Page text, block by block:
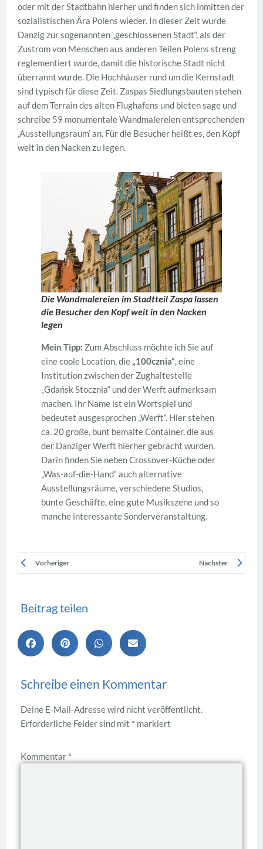
oder mit der Stadtbahn hierher und finden sich inmitten der
sozialistischen Ära Polens wieder. In dieser Zeit wurde
Danzig zur sogenannten „geschlossenen Stadt“, als der
Zustrom von Menschen aus anderen Teilen Polens streng
reglementiert wurde, damit die historische Stadt nicht
überrannt wurde. Die Hochhäuser rund um die Kernstadt
sind typisch für diese Zeit. Zaspas Siedlungsbauten stehen
auf dem Terrain des alten Flughafens und bieten sage und
schreibe 59 monumentale Wandmalereien entsprechenden
‚Ausstellungsraum‘ an. Für die Besucher heißt es, den Kopf
weit in den Nacken zu legen.
Die Wandmalereien im Stadtteil Zaspa lassen
die Besucher den Kopf weit in den Nacken
legen
Mein Tipp: Zum Abschluss möchte ich Sie auf
eine coole Location, die „100cznia“, eine
Institution zwischen der Zughaltestelle
„Gdańsk Stocznia“ und der Werft aufmerksam
machen. Ihr Name ist ein Wortspiel und
bedeutet ausgesprochen „Werft“. Hier stehen
ca. 20 große, bunt bemalte Container, die aus
der Danziger Werft hierher gebracht wurden.
Darin finden Sie neben Crossover-Küche oder
„Was-auf-die-Hand“ auch alternative
Ausstellungsräume, verschiedene Studios,
bunte Geschäfte, eine gute Musikszene und so
manche interessante Sonderveranstaltung.
Vorheriger Nächster
Beitrag teilen
Schreibe einen Kommentar
Deine E-Mail-Adresse wird nicht veröffentlicht.
Erforderliche Felder sind mit * markiert
Kommentar *